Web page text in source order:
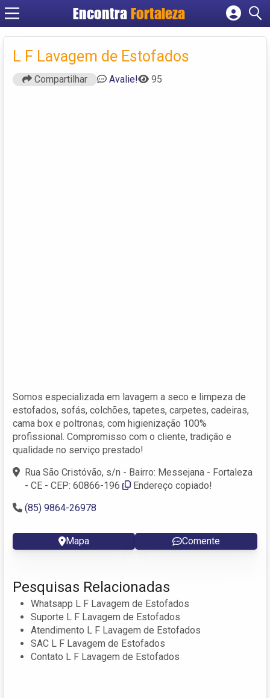
EncontraFortaleza
Cadastrar empresa
Fazer login
Criar conta
L F Lavagem de Estofados
Compartilhar Avalie! 95
Somos especializada em lavagem a seco e limpeza de
estofados, sofás, colchões, tapetes, carpetes, cadeiras,
cama box e poltronas, com higienização 100%
profissional. Compromisso com o cliente, tradição e
qualidade no serviço prestado!
Rua São Cristóvão, s/n - Bairro: Messejana - Fortaleza
- CE - CEP: 60866-196
Endereço copiado!
(85) 9864-26978
Mapa Comente
Pesquisas Relacionadas
Whatsapp L F Lavagem de Estofados
Suporte L F Lavagem de Estofados
Atendimento L F Lavagem de Estofados
SAC L F Lavagem de Estofados
Contato L F Lavagem de Estofados